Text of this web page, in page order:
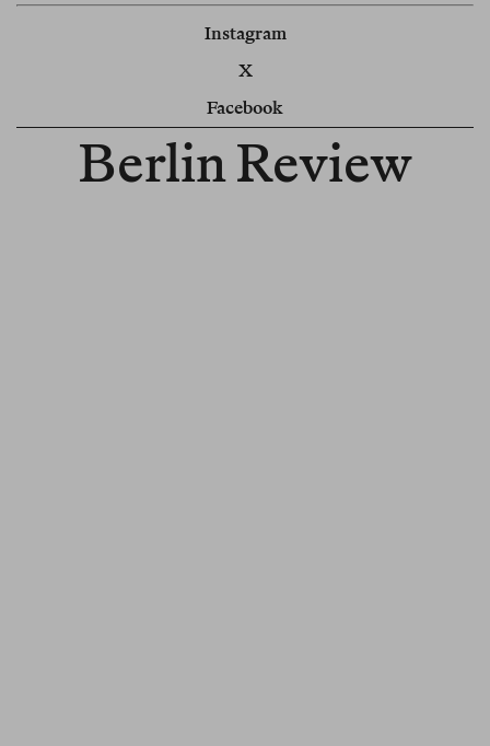
Instagram
X
Facebook
Berlin Review